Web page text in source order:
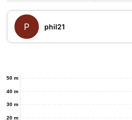
P phil21
20 m
30 m
40 m
50 m